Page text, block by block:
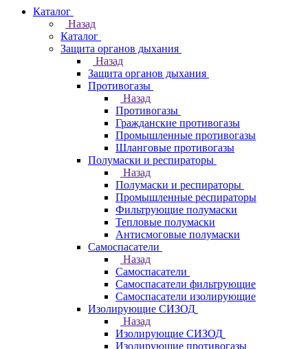
Каталог
Назад
Каталог
Защита органов дыхания
Назад
Защита органов дыхания
Противогазы
Назад
Противогазы
Гражданские противогазы
Промышленные противогазы
Шланговые противогазы
Полумаски и респираторы
Назад
Полумаски и респираторы
Промышленные респираторы
Фильтрующие полумаски
Тепловые полумаски
Антисмоговые полумаски
Самоспасатели
Назад
Самоспасатели
Самоспасатели фильтрующие
Самоспасатели изолирующие
Изолирующие СИЗОД
Назад
Изолирующие СИЗОД
Изолирующие противогазы